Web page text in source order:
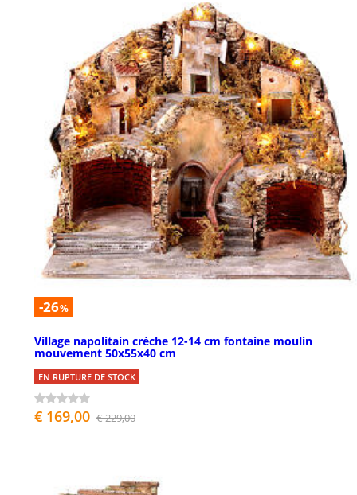
-26%
Village napolitain crèche 12-14 cm fontaine moulin
mouvement 50x55x40 cm
EN RUPTURE DE STOCK
€ 169,00 € 229,00